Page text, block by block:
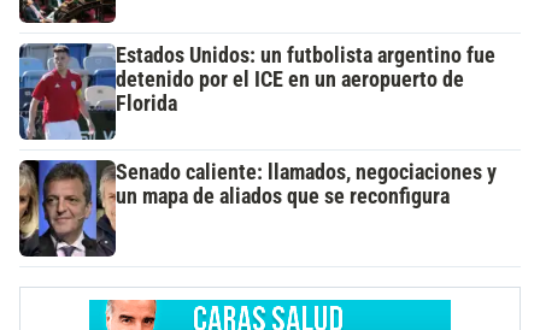
Estados Unidos: un futbolista argentino fue
detenido por el ICE en un aeropuerto de
Florida
Senado caliente: llamados, negociaciones y
un mapa de aliados que se reconfigura